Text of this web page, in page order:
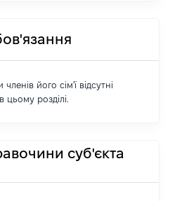
його сім'ї відсутні
цьому розділі.
суб'єкта